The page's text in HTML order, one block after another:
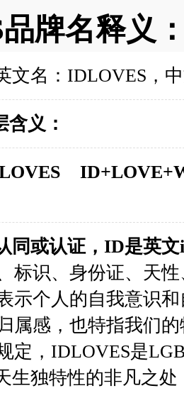
牌名释义
文名：IDLOVES，
义：
同或认证，ID是英
标识、身份证、天
示个人的自我意识
属感，也特指我们
定，IDLOVES是
生独特性的非凡之